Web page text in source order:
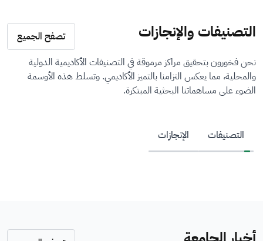
التصنيفات والإنجازات
تصفح الجميع
نحن فخورون بتحقيق مراكز مرموقة في التصنيفات الأكاديمية الدولية
والمحلية، مما يعكس التزامنا بالتميز الأكاديمي. وتسلط هذه الأوسمة
الضوء على مساهماتنا البحثية المبتكرة.
التصنيفات الإنجازات